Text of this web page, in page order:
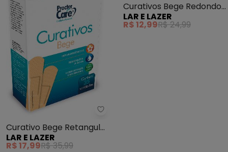
Lar e Lazer - Curativo Bege
Curativo Bege Retangular
35un
LAR E LAZER
R$ 17,99R$ 35,99
Curativos Bege Redondos
16 Un
LAR E LAZER
R$ 12,99R$ 24,99